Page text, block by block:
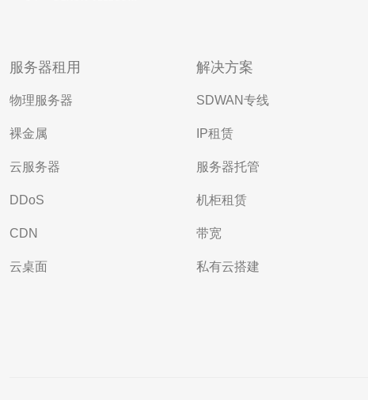
服务器租用
物理服务器
裸金属
云服务器
DDoS
CDN
云桌面
解决方案
SDWAN专线
IP租赁
服务器托管
机柜租赁
带宽
私有云搭建